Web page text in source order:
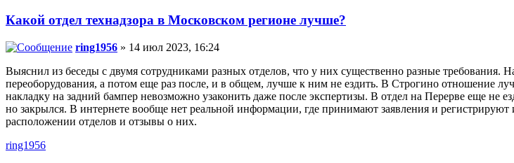
Какой отдел технадзора в Московском регионе лучше?
ring1956 » 14 июл 2023, 16:24
Выяснил из беседы с двумя сотрудниками разных отделов, что у них существенно разные
переоборудования, а потом еще раз после, и в общем, лучше к ним не ездить. В Строгино отношение
накладку на задний бампер невозможно узаконить даже после экспертизы. В отдел на Перерве еще не
но закрылся. В интернете вообще нет реальной информации, где принимают заявления и
расположении отделов и отзывы о них.
ring1956